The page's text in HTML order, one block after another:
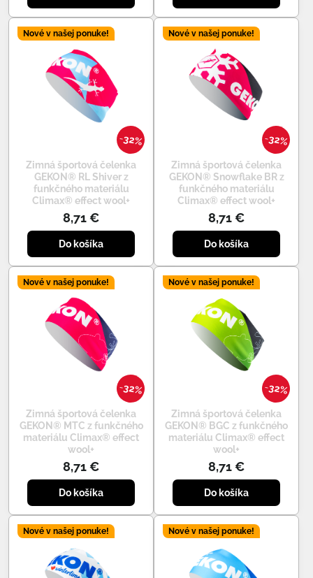
32%
Nové v našej ponuke!
Zimná športová čelenka
GEKON® RL Shiver z
funkčného materiálu
Climax® effect wool+
8,71 €
Do košíka
32%
Nové v našej ponuke!
Zimná športová čelenka
GEKON® Snowflake BR z
funkčného materiálu
Climax® effect wool+
8,71 €
Do košíka
32%
Nové v našej ponuke!
Zimná športová čelenka
GEKON® MTC z funkčného
materiálu Climax® effect
wool+
8,71 €
Do košíka
32%
Nové v našej ponuke!
Zimná športová čelenka
GEKON® BGC z funkčného
materiálu Climax® effect
wool+
8,71 €
Do košíka
Nové v našej ponuke! Nové v našej ponuke!